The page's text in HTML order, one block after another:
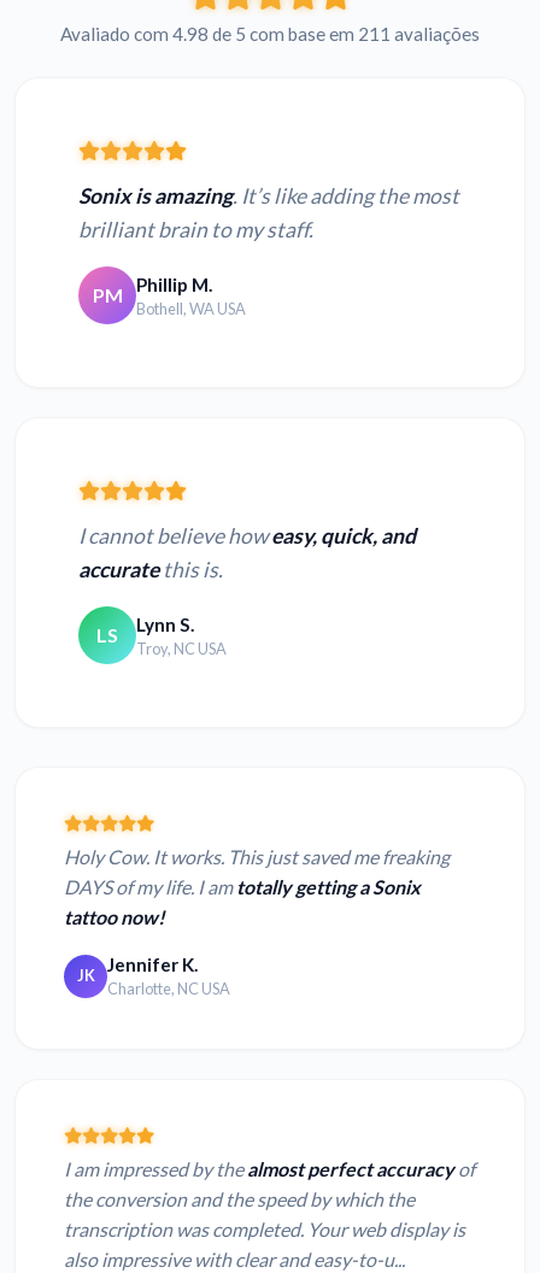
Avaliado com 4.98 de 5 com base em 211 avaliações
Sonix is amazing. It’s like adding the most
brilliant brain to my staff.
PM Phillip M.
Bothell, WA USA
I cannot believe howeasy, quick, and
accuratethis is.
LS Lynn S.
Troy, NC USA
Holy Cow. It works. This just saved me freaking
DAYS of my life. I am totally getting a Sonix
tattoo now!
JK Jennifer K.
Charlotte, NC USA
I am impressed by thealmost perfect accuracyof
the conversion and the speed by which the
transcription was completed. Your web display is
also impressive with clear and easy-to-u...